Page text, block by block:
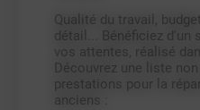
Qualité du travail,
détail... Bénéficiez
vos attentes, réalisé
Découvrez une liste non
prestations pour la
anciens :